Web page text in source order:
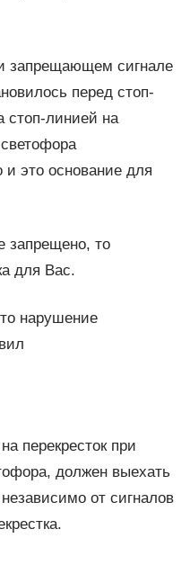
запрещающем сигнале
перед стоп-
стоп-линией на
и это основание для
запрещено, то
для Вас.
нарушение
перекресток при
должен выехать
от сигналов